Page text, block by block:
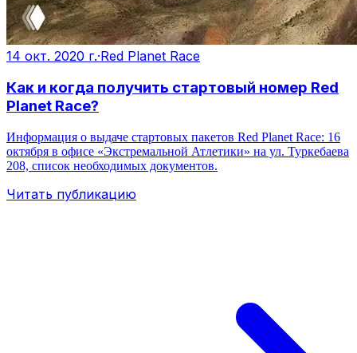
14 окт. 2020 г.·Red Planet Race
Как и когда получить стартовый номер Red
Planet Race?
Информация о выдаче стартовых пакетов Red Planet Race: 16
октября в офисе «Экстремальной Атлетики» на ул. Туркебаева
208, список необходимых документов.
Читать публикацию